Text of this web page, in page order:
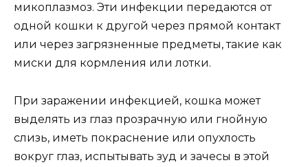
микоплазмоз. Эти инфекции передаются от
одной кошки к другой через прямой контакт
или через загрязненные предметы, такие как
миски для кормления или лотки.
При заражении инфекцией, кошка может
выделять из глаз прозрачную или гнойную
слизь, иметь покраснение или опухлость
вокруг глаз, испытывать зуд и зачесы в этой